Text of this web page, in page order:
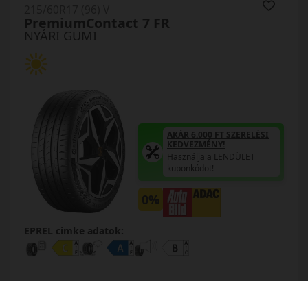
NYÁRI GUMI
PremiumContact 7 FR
AKÁR 6.000 FT SZERELÉSI
KEDVEZMÉNY!
Használja a LENDÜLET
kuponkódot!
0%
EPREL cimke adatok: